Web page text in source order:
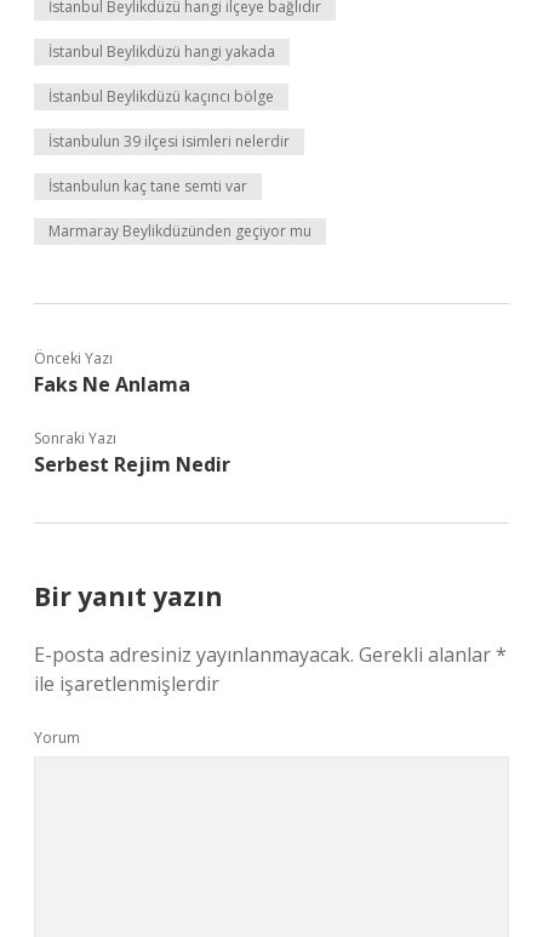
İstanbul Beylikdüzü hangi ilçeye bağlıdır
İstanbul Beylikdüzü hangi yakada
İstanbul Beylikdüzü kaçıncı bölge
İstanbulun 39 ilçesi isimleri nelerdir
İstanbulun kaç tane semti var
Marmaray Beylikdüzünden geçiyor mu
Önceki Yazı
Faks Ne Anlama
Sonraki Yazı
Serbest Rejim Nedir
Bir yanıt yazın
E-posta adresiniz yayınlanmayacak. Gerekli alanlar*
ile işaretlenmişlerdir
Yorum